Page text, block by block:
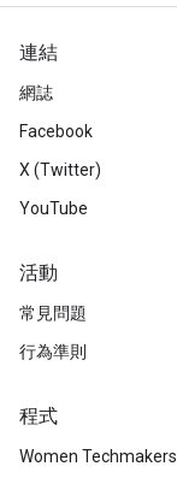
連結
網誌
Facebook
X (Twitter)
YouTube
活動
常見問題
行為準則
程式
Women Techmakers